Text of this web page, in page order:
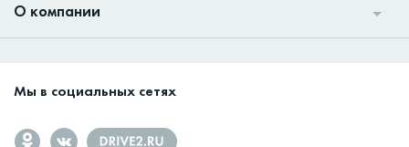
О компании
Мы в социальных сетях